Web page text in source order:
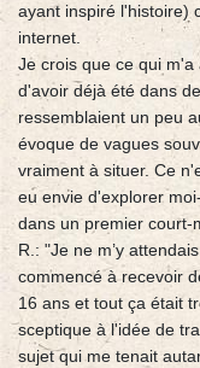
ayant inspiré l'histoire)
internet.
Je crois que ce qui
d'avoir déjà été dans
ressemblaient un peu
évoque de vagues
vraiment à situer. Ce
eu envie d'explorer
dans un premier court-
R.: "Je ne m’y
commencé à recevoir
16 ans et tout ça était
sceptique à l'idée de
sujet qui me tenait